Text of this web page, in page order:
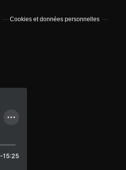
Cookies et données personnelles
-15:25